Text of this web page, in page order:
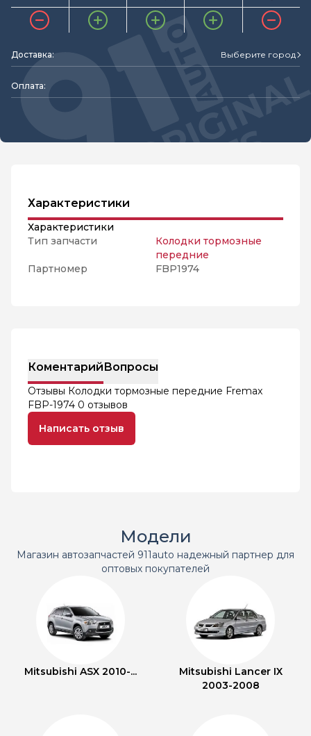
Доставка: Выберите город
Оплата:
Характеристики
Характеристики
Тип запчасти
Колодки тормозные
передние
Партномер
FBP1974
КоментарийВопросы
Отзывы Колодки тормозные передние Fremax
FBP-1974 0 отзывов
Написать отзыв
Модели
Магазин автозапчастей 911auto надежный партнер для
оптовых покупателей
Mitsubishi ASX 2010-...
Mitsubishi Lancer IX
2003-2008